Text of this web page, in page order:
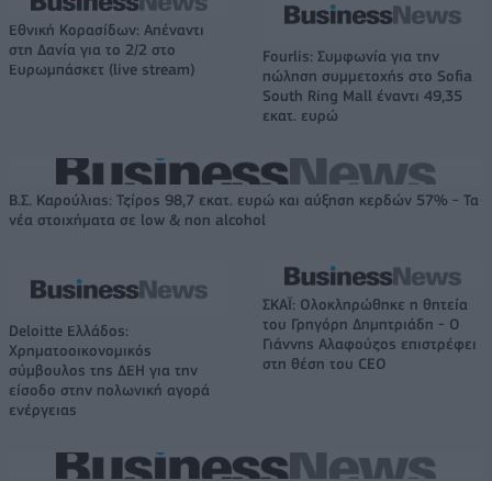
Εθνική Κορασίδων: Απέναντι
στη Δανία για το 2/2 στο
Ευρωμπάσκετ (live stream)
Fourlis: Συμφωνία για την
πώληση συμμετοχής στο Sofia
South Ring Mall έναντι 49,35
εκατ. ευρώ
Β.Σ. Καρούλιας: Τζίρος 98,7 εκατ. ευρώ και αύξηση κερδών 57% - Τα
νέα στοιχήματα σε low & non alcohol
Deloitte Ελλάδος:
Χρηματοοικονομικός
σύμβουλος της ΔΕΗ για την
είσοδο στην πολωνική αγορά
ενέργειας
ΣΚΑΪ: Ολοκληρώθηκε η θητεία
του Γρηγόρη Δημητριάδη - Ο
Γιάννης Αλαφούζος επιστρέφει
στη θέση του CEO